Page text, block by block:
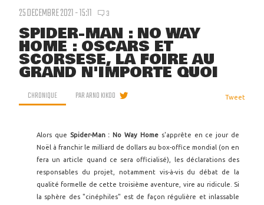
25 DECEMBRE 2021 - 15:11 3
SPIDER-MAN : NO WAY
HOME : OSCARS ET
SCORSESE, LA FOIRE AU
GRAND N'IMPORTE QUOI
CHRONIQUE PARARNO KIKOO Tweet
Alors que Spider-Man : No Way Home s'apprête en ce jour de
Noël à franchir le milliard de dollars au box-office mondial (on en
fera un article quand ce sera officialisé), les déclarations des
responsables du projet, notamment vis-à-vis du débat de la
qualité formelle de cette troisième aventure, vire au ridicule. Si
la sphère des "cinéphiles" est de façon régulière et inlassable